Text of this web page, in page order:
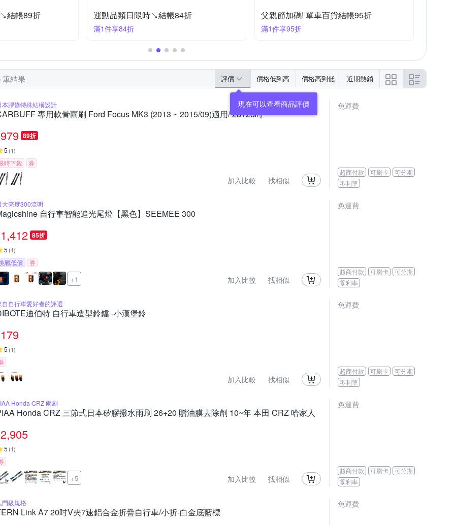
帳93折 夏季狂歡慶! 車用百貨結帳88折
滿1件享88折
父親節加碼! 車用百貨結帳92折
滿1件享92折
筆結果 評價 價格低到高 價格高到低 近期熱銷
本膠條特殊結構設計
專用軟骨雨刷 Ford Focus MK3 (2013 ~ 2015/09)適用/ 28+28吋
979 89折
5 (1)
時下殺 券
加入比較 找相似
免運費
超商付款 可刷卡
可分期
零利率
大亮度300流明
自行車智能追光尾燈【黑色】SEEMEE 300
1,412 85折
5 (1)
戰低價 券
+1 加入比較 找相似
免運費
超商付款 可刷卡
可分期
零利率
自自行車愛好者的評選
迪伯特 自行車造型鈴鐺 -小漢堡鈴
179
5 (1)
加入比較 找相似
免運費
超商付款 可刷卡
可分期
零利率
Honda CRZ 雨刷
Honda CRZ 三節式日本矽膠撥水雨刷 26+20 贈油膜去除劑 10~年 本田 CRZ 哈家人
2,905
5 (1)
+5 加入比較 找相似
免運費
超商付款 可刷卡
可分期
零利率
門級規格
Link A7 20吋V夾7速鋁合金折疊自行車/小折-白金底藍標
免運費